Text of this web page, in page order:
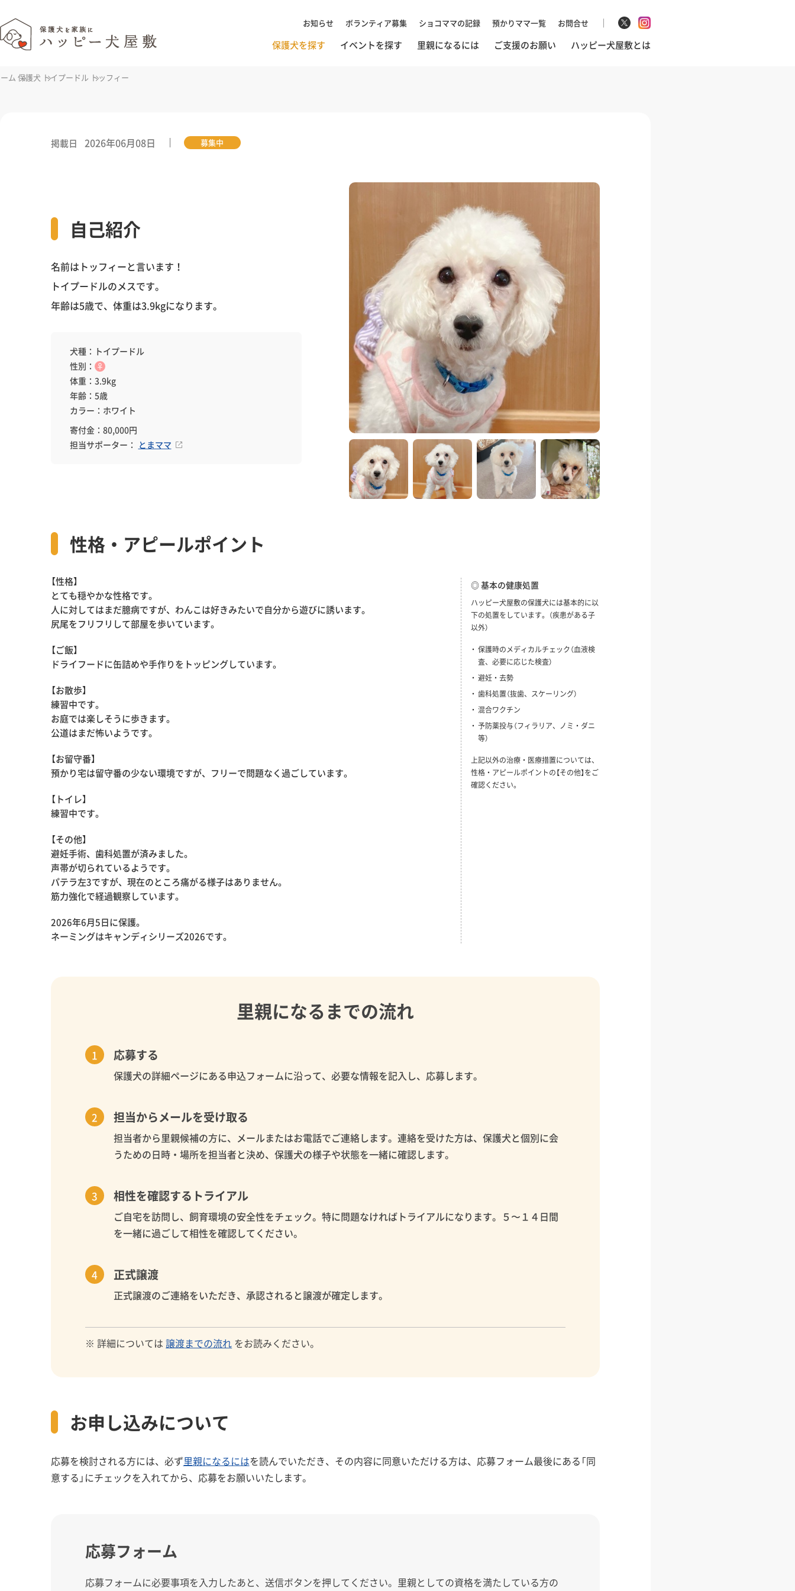
お知らせ ボランティア募集 ショコママの記録 預かりママ一覧 お問合せ
保護犬を探す イベントを探す 里親になるには ご支援のお願い ハッピー犬屋敷とは
ム 保護犬 トイプードル トッフィー
掲載日 2026年06月08日 募集中
自己紹介
名前はトッフィーと言います！
トイプードルのメスです。
年齢は5歳で、体重は3.9kgになります。
犬種：トイプードル
性別： ♀
体重：3.9kg
年齢：5歳
カラー：ホワイト
寄付金：80,000円
担当サポーター： とまママ
性格・アピールポイント
【性格】
とても穏やかな性格です。
人に対してはまだ臆病ですが、わんこは好きみたいで自分から遊びに誘います。
尻尾をフリフリして部屋を歩いています。
【ご飯】
ドライフードに缶詰めや手作りをトッピングしています。
【お散歩】
練習中です。
お庭では楽しそうに歩きます。
公道はまだ怖いようです。
【お留守番】
預かり宅は留守番の少ない環境ですが、フリーで問題なく過ごしています。
【トイレ】
練習中です。
【その他】
避妊手術、歯科処置が済みました。
声帯が切られているようです。
パテラ左3ですが、現在のところ痛がる様子はありません。
筋力強化で経過観察しています。
2026年6月5日に保護。
ネーミングはキャンディシリーズ2026です。
◎ 基本の健康処置
ハッピー犬屋敷の保護犬には基本的に以
下の処置をしています。（疾患がある子
以外）
保護時のメディカルチェック（血液検
査、必要に応じた検査）
避妊・去勢
歯科処置（抜歯、スケーリング）
混合ワクチン
予防薬投与（フィラリア、ノミ・ダニ
等）
上記以外の治療・医療措置については、
性格・アピールポイントの【その他】をご
確認ください。
里親になるまでの流れ
応募する
保護犬の詳細ページにある申込フォームに沿って、必要な情報を記入し、応募します。
担当からメールを受け取る
担当者から里親候補の方に、メールまたはお電話でご連絡します。連絡を受けた方は、保護犬と個別に会
うための日時・場所を担当者と決め、保護犬の様子や状態を一緒に確認します。
相性を確認するトライアル
ご自宅を訪問し、飼育環境の安全性をチェック。特に問題なければトライアルになります。５〜１４日間
を一緒に過ごして相性を確認してください。
正式譲渡
正式譲渡のご連絡をいただき、承認されると譲渡が確定します。
※ 詳細については譲渡までの流れ をお読みください。
お申し込みについて
応募を検討される方には、必ず里親になるにはを読んでいただき、その内容に同意いただける方は、応募フォーム最後にある「同
意する」にチェックを入れてから、応募をお願いいたします。
応募フォーム
応募フォームに必要事項を入力したあと、送信ボタンを押してください。里親としての資格を満たしている方の